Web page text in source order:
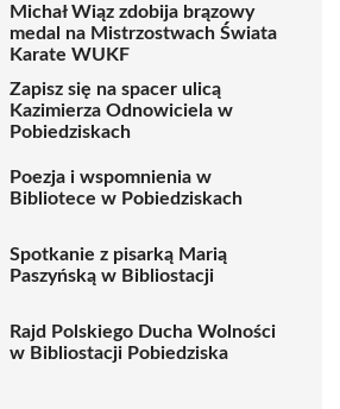
Michał Wiąz zdobija brązowy
medal na Mistrzostwach Świata
Karate WUKF
Zapisz się na spacer ulicą
Kazimierza Odnowiciela w
Pobiedziskach
Poezja i wspomnienia w
Bibliotece w Pobiedziskach
Spotkanie z pisarką Marią
Paszyńską w Bibliostacji
Rajd Polskiego Ducha Wolności
w Bibliostacji Pobiedziska